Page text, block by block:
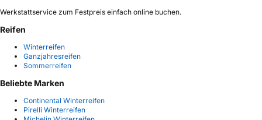
Werkstattservice zum Festpreis einfach online buchen.
Reifen
Winterreifen
Ganzjahresreifen
Sommerreifen
Beliebte Marken
Continental Winterreifen
Pirelli Winterreifen